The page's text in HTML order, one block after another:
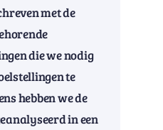
met de
die we nodig
te
hebben we de
in een